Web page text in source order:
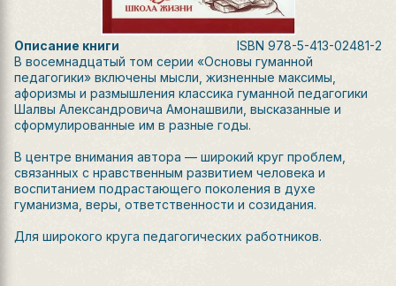
Описание книги ISBN 978-5-413-02481-2
В восемнадцатый том серии «Основы гуманной
педагогики» включены мысли, жизненные максимы,
афоризмы и размышления классика гуманной педагогики
Шалвы Александровича Амонашвили, высказанные и
сформулированные им в разные годы.
В центре внимания автора — широкий круг проблем,
связанных с нравственным развитием человека и
воспитанием подрастающего поколения в духе
гуманизма, веры, ответственности и созидания.
Для широкого круга педагогических работников.